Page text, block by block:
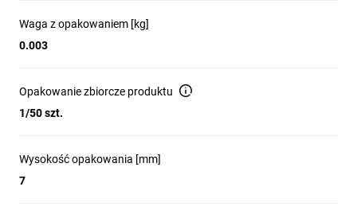
Waga z opakowaniem [kg]
0.003
Opakowanie zbiorcze produktu
1/50 szt.
Wysokość opakowania [mm]
7